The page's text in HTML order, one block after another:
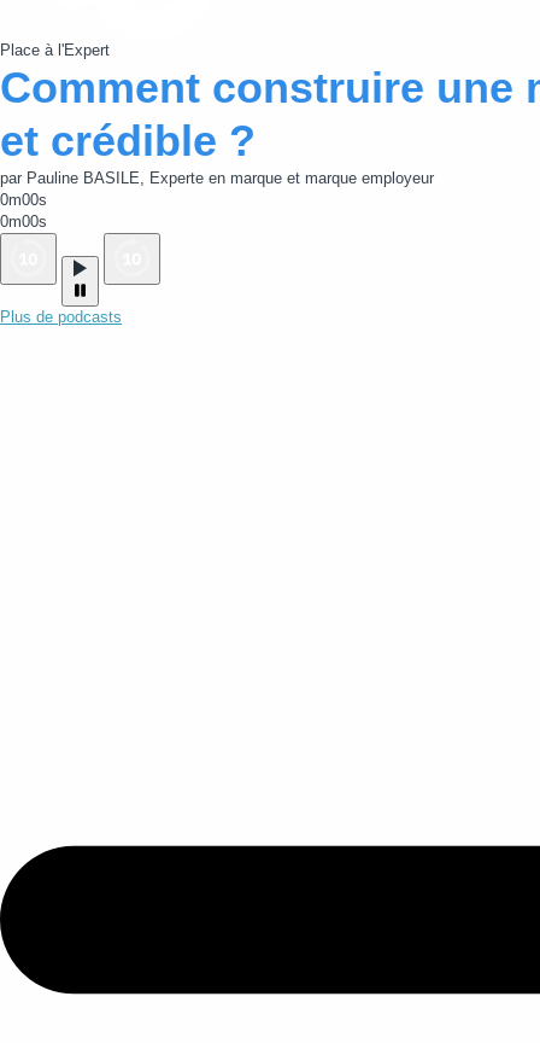
Place à l'Expert
Comment construire une
et crédible ?
par Pauline BASILE, Experte en marque et marque employeur
0m00s
0m00s
Plus de podcasts